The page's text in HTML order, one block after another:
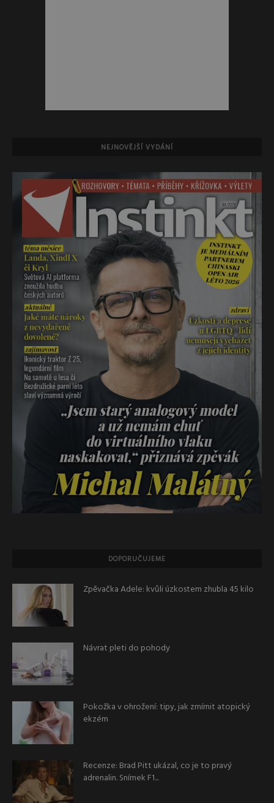
NEJNOVĚJŠÍ VYDÁNÍ
DOPORUČUJEME
Zpěvačka Adele: kvůli úzkostem zhubla 45 kilo
Návrat pleti do pohody
Pokožka v ohrožení: tipy, jak zmírnit atopický
ekzém
Recenze: Brad Pitt ukázal, co je to pravý
adrenalin. Snímek F1...